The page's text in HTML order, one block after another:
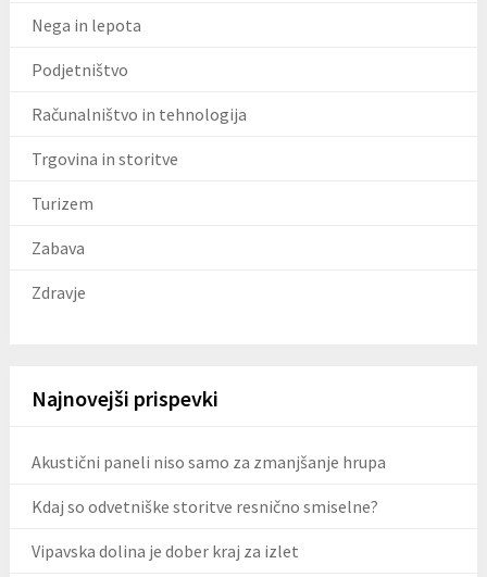
Nega in lepota
Podjetništvo
Računalništvo in tehnologija
Trgovina in storitve
Turizem
Zabava
Zdravje
Najnovejši prispevki
Akustični paneli niso samo za zmanjšanje hrupa
Kdaj so odvetniške storitve resnično smiselne?
Vipavska dolina je dober kraj za izlet